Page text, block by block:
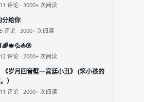
评论 · 3000+ 次阅读
分给你
评论 · 3000+ 次阅读
评论 · 2000+ 次阅读
《岁月回音壁—宫廷小丑》 (笨小孩的
）
评论 · 2000+ 次阅读